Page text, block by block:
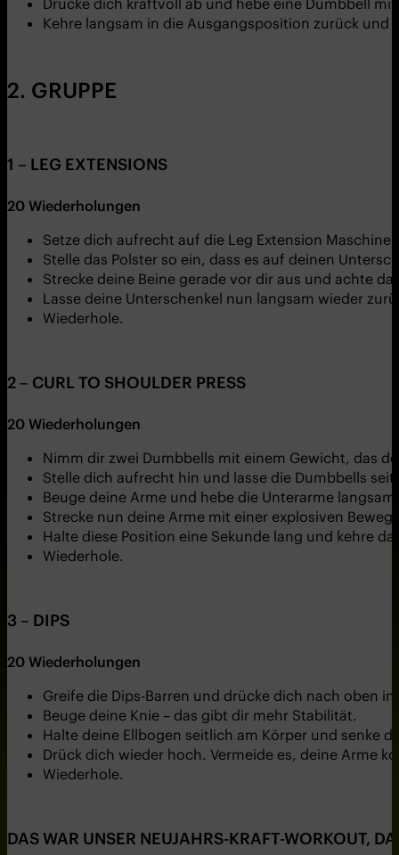
Kehre langsam in die Ausgangsposition zurück und
2. GRUPPE
1 – LEG EXTENSIONS
20 Wiederholungen
Setze dich aufrecht auf die Leg Extension Maschine.
Stelle das Polster so ein, dass es auf deinen
Strecke deine Beine gerade vor dir aus und achte
Lasse deine Unterschenkel nun langsam wieder
Wiederhole.
2 – CURL TO SHOULDER PRESS
20 Wiederholungen
Nimm dir zwei Dumbbells mit einem Gewicht, das
Stelle dich aufrecht hin und lasse die Dumbbells
Beuge deine Arme und hebe die Unterarme
Strecke nun deine Arme mit einer explosiven
Halte diese Position eine Sekunde lang und kehre
Wiederhole.
3 – DIPS
20 Wiederholungen
Greife die Dips-Barren und drücke dich nach oben
Beuge deine Knie – das gibt dir mehr Stabilität.
Halte deine Ellbogen seitlich am Körper und senke
Drück dich wieder hoch. Vermeide es, deine Arme
Wiederhole.
DAS WAR UNSER NEUJAHRS-KRAFT-WORKOUT,